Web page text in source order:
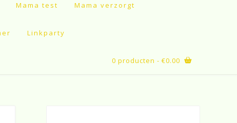
Mama test Mama verzorgt
Linkparty
0 producten - €0.00